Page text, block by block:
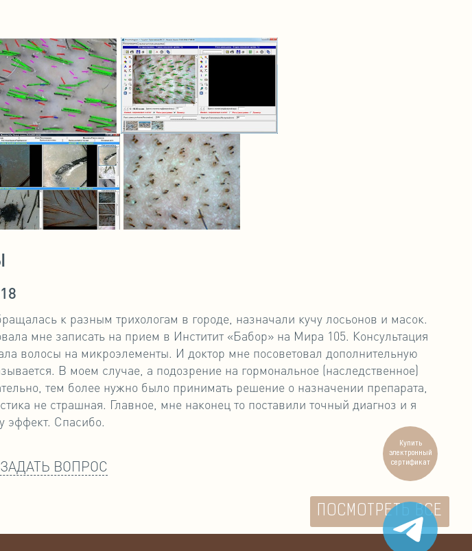
к разным трихологам в городе, назначали кучу лосьонов и масок.
мне записать на прием в Инститит «Бабор» на Мира 105. Консультация
волосы на микроэлементы. И доктор мне посоветовал дополнительную
В моем случае, а подозрение на гормональное (наследственное)
тем более нужно было принимать решение о назначении препарата,
не страшная. Главное, мне наконец то поставили точный диагноз и я
эффект. Спасибо.
ВОПРОС
ПОСМОТРЕТЬ ВСЕ
Купить
электронный
сертификат